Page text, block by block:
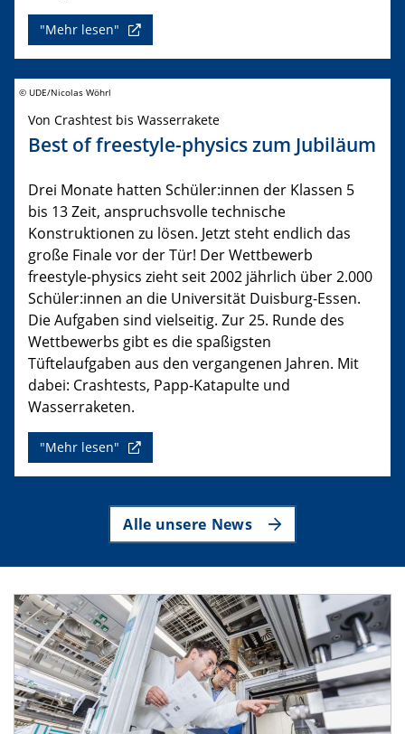
"Mehr lesen"
© UDE/Nicolas Wöhrl
Von Crashtest bis Wasserrakete
Best of freestyle-physics zum Jubiläum
Drei Monate hatten Schüler:innen der Klassen 5
bis 13 Zeit, anspruchsvolle technische
Konstruktionen zu lösen. Jetzt steht endlich das
große Finale vor der Tür! Der Wettbewerb
freestyle-physics zieht seit 2002 jährlich über 2.000
Schüler:innen an die Universität Duisburg-Essen.
Die Aufgaben sind vielseitig. Zur 25. Runde des
Wettbewerbs gibt es die spaßigsten
Tüftelaufgaben aus den vergangenen Jahren. Mit
dabei: Crashtests, Papp-Katapulte und
Wasserraketen.
"Mehr lesen"
Alle unsere News